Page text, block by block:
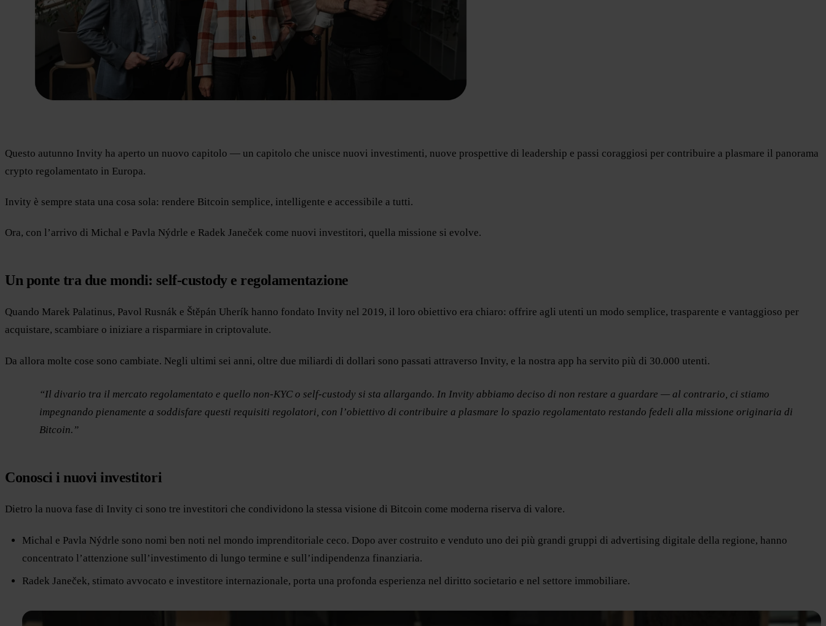
Questo autunno Invity ha aperto un nuovo capitolo — un capitolo che unisce nuovi investimenti, nuove prospettive di leadership e passi coraggiosi per contribuire a plasmare il panorama
crypto regolamentato in Europa.
Invity è sempre stata una cosa sola: rendere Bitcoin semplice, intelligente e accessibile a tutti.
Ora, con l’arrivo di Michal e Pavla Nýdrle e Radek Janeček come nuovi investitori, quella missione si evolve.
Un ponte tra due mondi: self-custody e regolamentazione
Quando Marek Palatinus, Pavol Rusnák e Štěpán Uherík hanno fondato Invity nel 2019, il loro obiettivo era chiaro: offrire agli utenti un modo semplice, trasparente e vantaggioso per
acquistare, scambiare o iniziare a risparmiare in criptovalute.
Da allora molte cose sono cambiate. Negli ultimi sei anni, oltre due miliardi di dollari sono passati attraverso Invity, e la nostra app ha servito più di 30.000 utenti.
“Il divario tra il mercato regolamentato e quello non-KYC o self-custody si sta allargando. In Invity abbiamo deciso di non restare a guardare — al contrario, ci stiamo
impegnando pienamente a soddisfare questi requisiti regolatori, con l’obiettivo di contribuire a plasmare lo spazio regolamentato restando fedeli alla missione originaria di
Bitcoin.”
Conosci i nuovi investitori
Dietro la nuova fase di Invity ci sono tre investitori che condividono la stessa visione di Bitcoin come moderna riserva di valore.
Michal e Pavla Nýdrle sono nomi ben noti nel mondo imprenditoriale ceco. Dopo aver costruito e venduto uno dei più grandi gruppi di advertising digitale della regione, hanno
concentrato l’attenzione sull’investimento di lungo termine e sull’indipendenza finanziaria.
Radek Janeček, stimato avvocato e investitore internazionale, porta una profonda esperienza nel diritto societario e nel settore immobiliare.